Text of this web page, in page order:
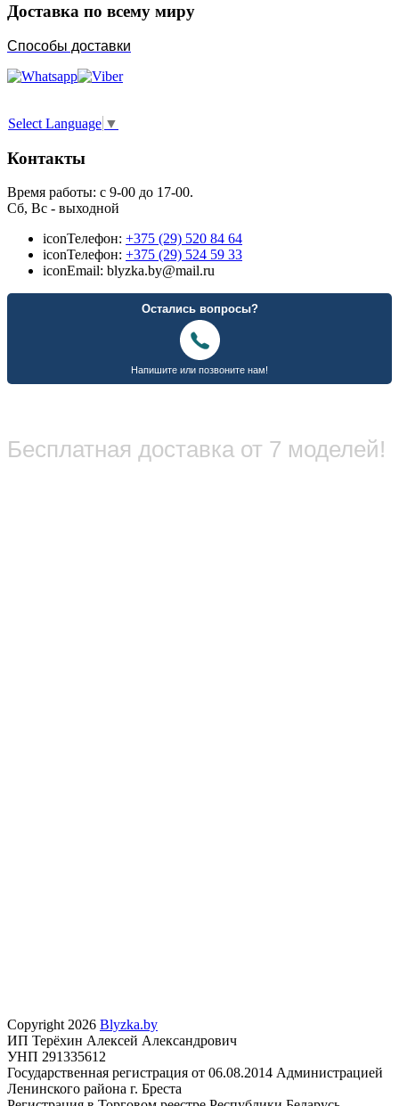
Доставка по всему миру
Способы доставки
Select Language ▼
Контакты
Время работы: с 9-00 до 17-00.
Сб, Вс - выходной
iconТелефон: +375 (29) 520 84 64
iconТелефон: +375 (29) 524 59 33
iconEmail: blyzka.by@mail.ru
Бесплатная доставка от 7 моделей!
Copyright 2026 Blyzka.by
ИП Терёхин Алексей Александрович
УНП 291335612
Государственная регистрация от 06.08.2014 Администрацией
Ленинского района г. Бреста